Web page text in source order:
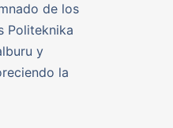
de los
Politeknika
y
la